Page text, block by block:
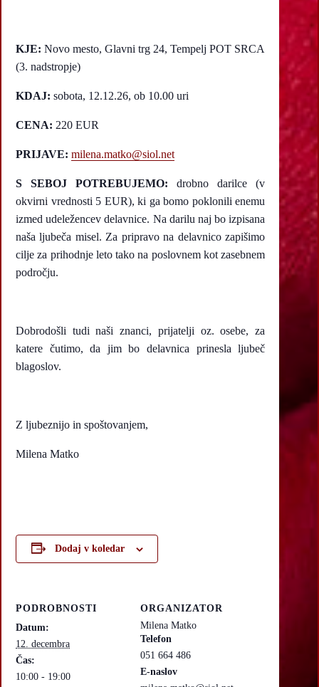
KJE: Novo mesto, Glavni trg 24, Tempelj POT SRCA
(3. nadstropje)
KDAJ: sobota, 12.12.26, ob 10.00 uri
CENA: 220 EUR
PRIJAVE: milena.matko@siol.net
S SEBOJ POTREBUJEMO:drobno darilce (v
okvirni vrednosti 5 EUR), ki ga bomo poklonili enemu
izmed udeležencev delavnice. Na darilu naj bo izpisana
naša ljubeča misel. Za pripravo na delavnico zapišimo
cilje za prihodnje leto tako na poslovnem kot zasebnem
področju.
Dobrodošli tudi naši znanci, prijatelji oz. osebe, za
katere čutimo, da jim bo delavnica prinesla ljubeč
blagoslov.
Z ljubeznijo in spoštovanjem,
Milena Matko
Dodaj v koledar
PODROBNOSTI
Datum:
12. decembra
Čas:
10:00 - 19:00
ORGANIZATOR
Milena Matko
Telefon
051 664 486
E-naslov